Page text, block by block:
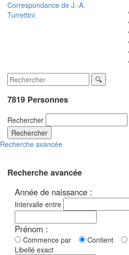
Correspondance de J.-A.
Turrettini
7819 Personnes
Rechercher
Rechercher
Recherche avancée
Recherche avancée
Année de naissance :
Intervalle entre
Prénom :
Commence par Contient
Libellé exact